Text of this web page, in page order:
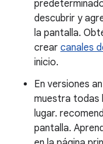
descubrir y
la pantalla.
crear canales
inicio.
En versiones
muestra todas
lugar.
pantalla.